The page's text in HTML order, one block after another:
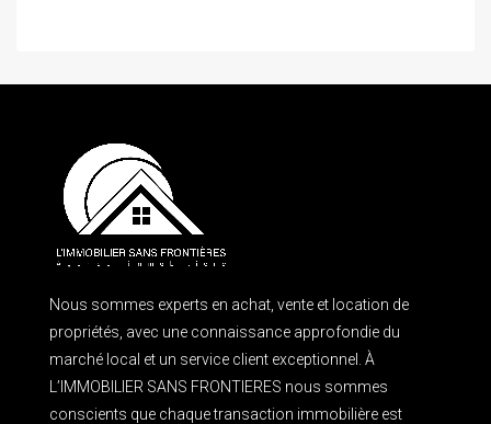
Nous sommes experts en achat, vente et location de
propriétés, avec une connaissance approfondie du
marché local et un service client exceptionnel. À
L’IMMOBILIER SANS FRONTIERES nous sommes
conscients que chaque transaction immobilière est